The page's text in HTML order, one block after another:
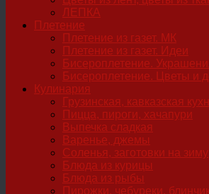
ЛЕПКА
Плетение
Плетение из газет. МК
Плетение из газет. Идеи
Бисероплетение.
Бисероплетение. Цветы и
Кулинария
Грузинская, кавказская
Пицца, пироги, хачапури
Выпечка сладкая
Варенье, джемы
Соленья, заготовки на зиму
Блюда из курицы
Блюда из рыбы
Пирожки, чебуреки,